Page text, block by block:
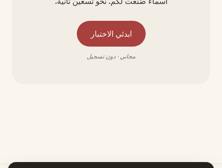
ابدئي الاختبار
مجاني · دون تسجيل